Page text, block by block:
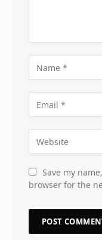
Save my
browser for the